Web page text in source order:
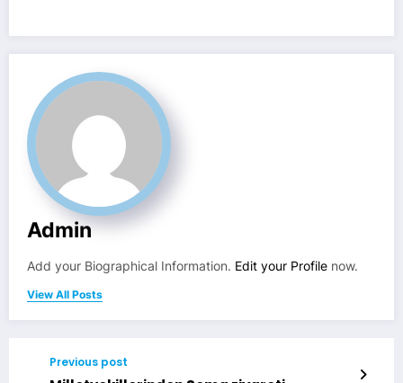
Admin
Add your Biographical Information. Edit your Profile now.
View All Posts
Previous post